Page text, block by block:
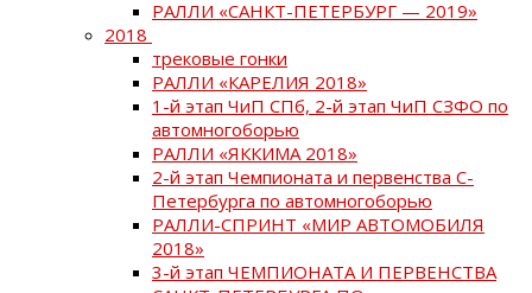
РАЛЛИ «САНКТ-ПЕТЕРБУРГ — 2019»
2018
трековые гонки
РАЛЛИ «КАРЕЛИЯ 2018»
1-й этап ЧиП СПб, 2-й этап ЧиП СЗФО по
автомногоборью
РАЛЛИ «ЯККИМА 2018»
2-й этап Чемпионата и первенства С-
Петербурга по автомногоборью
РАЛЛИ-СПРИНТ «МИР АВТОМОБИЛЯ
2018»
3-й этап ЧЕМПИОНАТА И ПЕРВЕНСТВА